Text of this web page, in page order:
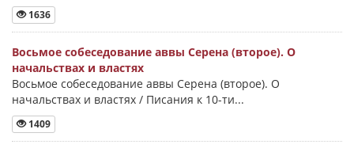
1636
Восьмое собеседование аввы Серена (второе). О
начальствах и властях
Восьмое собеседование аввы Серена (второе). О
начальствах и властях / Писания к 10-ти...
1409